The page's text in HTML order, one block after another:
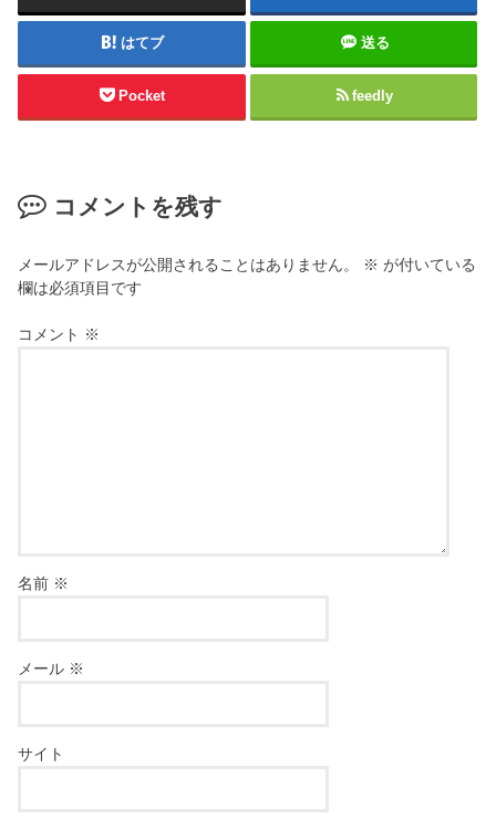
はてブ 送る
Pocket feedly
コメントを残す
メールアドレスが公開されることはありません。 ※ が付いている
欄は必須項目です
コメント ※
名前 ※
メール ※
サイト